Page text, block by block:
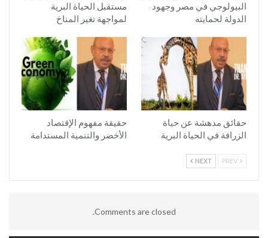
البيولوجي في مصر وجهود
الدولة لحمايته
مستقبل الحياة البرية
لمواجهة تغير المناخ
حقائق مدهشة عن حياة
الزرافة في الحياة البرية
حقيقة مفهوم الإقتصاد
الأخضر والتنمية المستدامة
NEXT
Comments are closed.